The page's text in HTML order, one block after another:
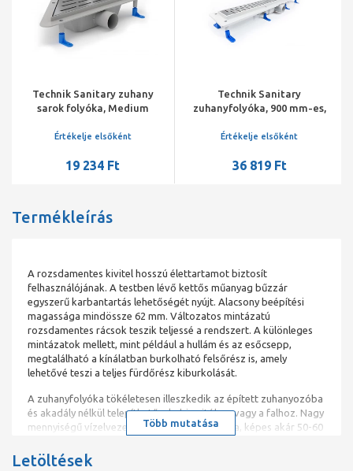
Technik Sanitary zuhany
sarok folyóka, Medium
Értékelje elsőként
19 234 Ft
Technik Sanitary
zuhanyfolyóka, 900 mm-es,
Értékelje elsőként
36 819 Ft
Termékleírás
A rozsdamentes kivitel hosszú élettartamot biztosít
felhasználójának. A testben lévő kettős műanyag bűzzár
egyszerű karbantartás lehetőségét nyújt. Alacsony beépítési
magassága mindössze 62 mm. Változatos mintázatú
rozsdamentes rácsok teszik teljessé a rendszert. A különleges
mintázatok mellett, mint például a hullám és az esőcsepp,
megtalálható a kínálatban burkolható felsőrész is, amely
lehetővé teszi a teljes fürdőrész kiburkolását.
A zuhanyfolyóka tökéletesen illeszkedik az épített zuhanyozóba
és akadály nélkül telepíthető a kabin ajtóhoz vagy a falhoz. Nagy
mennyiségű vízelvezetés tökéletes megoldója, képes akár 50-60
akadálymentesíthetjük a fürdőhelyiséget, ezzel megkönnyítve a
Több mutatása
Letöltések